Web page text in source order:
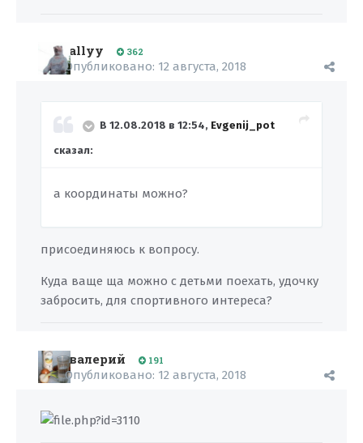
allyy 362
Опубликовано: 12 августа, 2018
В 12.08.2018 в 12:54, Evgenij_pot
сказал:
а координаты можно?
присоединяюсь к вопросу.
Куда ваще ща можно с детьми поехать, удочку
забросить, для спортивного интереса?
валерий 191
Опубликовано: 12 августа, 2018